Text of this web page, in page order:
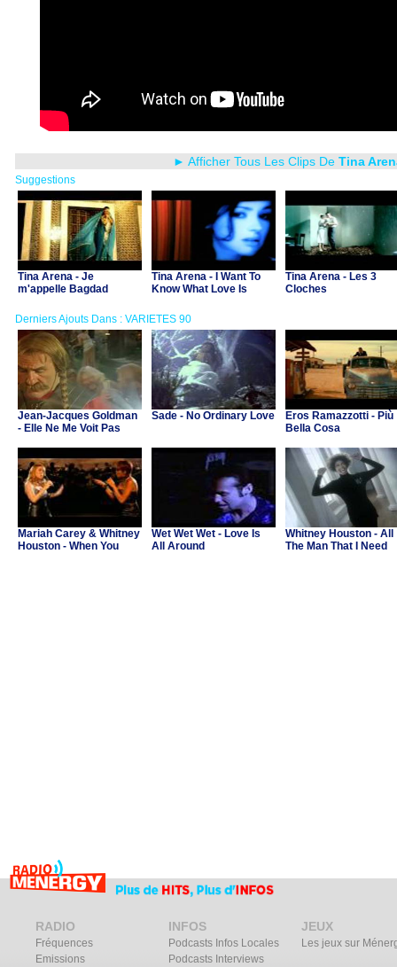
► Afficher Tous Les Clips De Tina
Suggestions
Tina Arena - Je
m'appelle Bagdad
Tina Arena - I Want To
Know What Love Is
Tina Arena - Les 3
Cloches
Derniers Ajouts Dans : VARIETES 90
Jean-Jacques Goldman
- Elle Ne Me Voit Pas
Sade - No Ordinary Love
Eros Ramazzotti - Più
Bella Cosa
Mariah Carey & Whitney
Houston - When You
Wet Wet Wet - Love Is
All Around
Whitney Houston - All
The Man That I Need
RADIO
Fréquences
Emissions
INFOS
Podcasts Infos Locales
Podcasts Interviews
JEUX
Les jeux sur